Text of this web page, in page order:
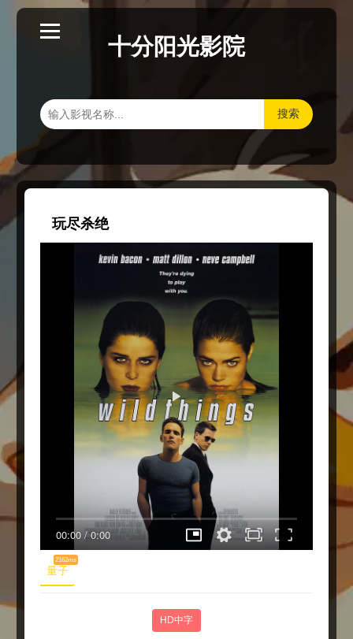
十分阳光影院
搜索
玩尽杀绝
00:00/0:00
量子
2162ms
HD中字